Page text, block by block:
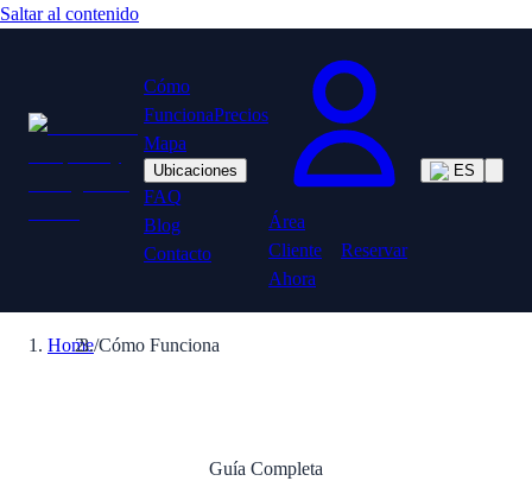
Saltar al contenido
Cómo
FuncionaPrecios
Mapa
Ubicaciones
FAQ
Blog
Contacto
Área
Cliente
Reservar
Ahora
ES
Home/Cómo Funciona
Guía Completa